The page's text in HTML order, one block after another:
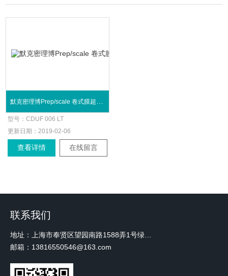
型号：CDUF 006 LT
更新日期： 2019-02-06
查看详情 在线留言
联系我们
邮箱：13816550546@163.com